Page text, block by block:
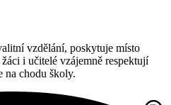
vzdělání, poskytuje místo
i učitelé vzájemně respektují
na chodu školy.